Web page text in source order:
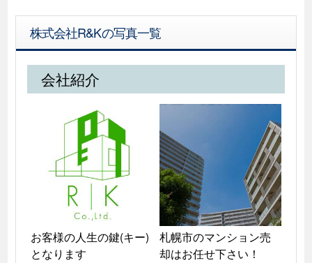
株式会社R&Kの写真一覧
会社紹介
お客様の人生の鍵(キー)
となります
札幌市のマンション売
却はお任せ下さい！